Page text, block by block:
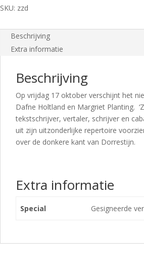
SKU: zzd
Beschrijving
Extra informatie
Beschrijving
Op vrijdag 17 oktober verschijnt het
Dafne Holtland en Margriet Planting.
tekstschrijver, vertaler, schrijver en
uit zijn uitzonderlijke repertoire
over de donkere kant van Dorrestijn.
Extra informatie
Special Gesigneerde